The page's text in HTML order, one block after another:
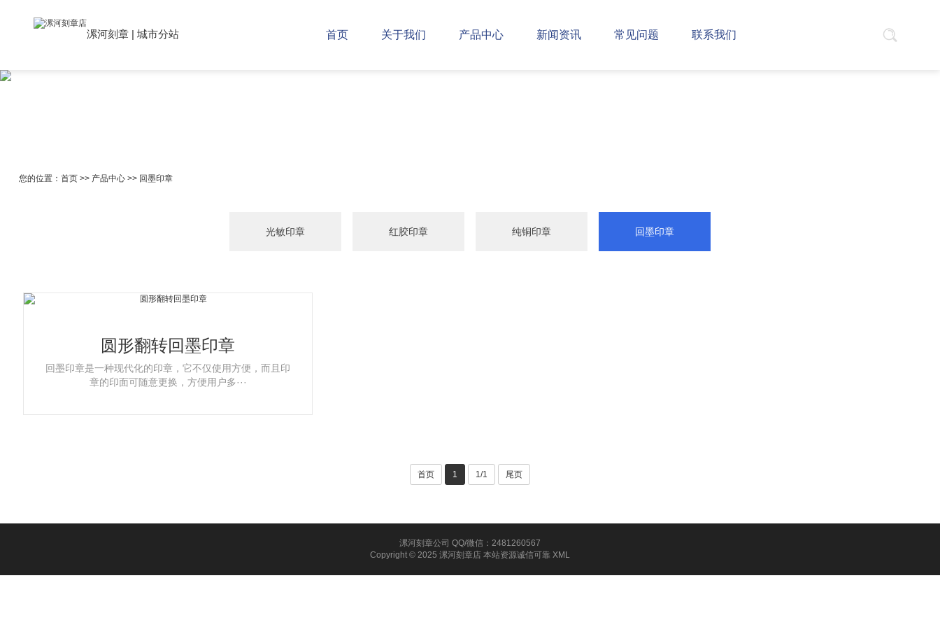
漯河刻章 | 城市分站 首页 关于我们 产品中心 新闻资讯 常见问题 联系我们
您的位置： 首页>> 产品中心>> 回墨印章
光敏印章 红胶印章 纯铜印章 回墨印章
圆形翻转回墨印章
回墨印章是一种现代化的印章，它不仅使用方便，而且印
章的印面可随意更换，方便用户多···
首页 1 1/1 尾页
漯河刻章公司 QQ/微信：2481260567
Copyright © 2025 漯河刻章店 本站资源诚信可靠 XML